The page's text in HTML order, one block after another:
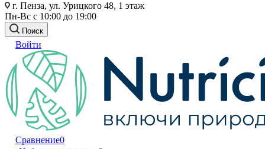
г. Пенза, ул. Урицкого 48, 1 этаж
Пн-Вс с 10:00 до 19:00
Поиск
Войти
Сравнение0